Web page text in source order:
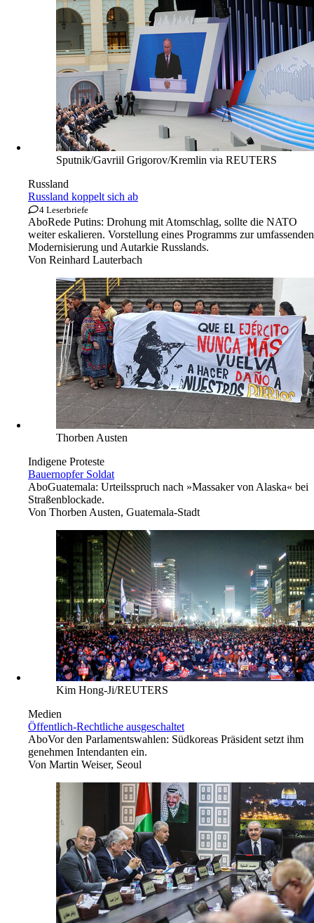
Sputnik/Gavriil Grigorov/Kremlin via REUTERS
Russland
Russland koppelt sich ab
4 Leserbriefe
AboRede Putins: Drohung mit Atomschlag, sollte die NATO
weiter eskalieren. Vorstellung eines Programms zur umfassenden
Modernisierung und Autarkie Russlands.
Von Reinhard Lauterbach
Thorben Austen
Indigene Proteste
Bauernopfer Soldat
AboGuatemala: Urteilsspruch nach »Massaker von Alaska« bei
Straßenblockade.
Von Thorben Austen, Guatemala-Stadt
Kim Hong-Ji/REUTERS
Medien
Öffentlich-Rechtliche ausgeschaltet
AboVor den Parlamentswahlen: Südkoreas Präsident setzt ihm
genehmen Intendanten ein.
Von Martin Weiser, Seoul